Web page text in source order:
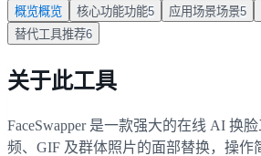
概览概览 核心功能功能5 应用场景场景5
替代工具推荐6
关于此工具
FaceSwapper 是一款强大的在线 AI 换
频、GIF 及群体照片的面部替换，操作